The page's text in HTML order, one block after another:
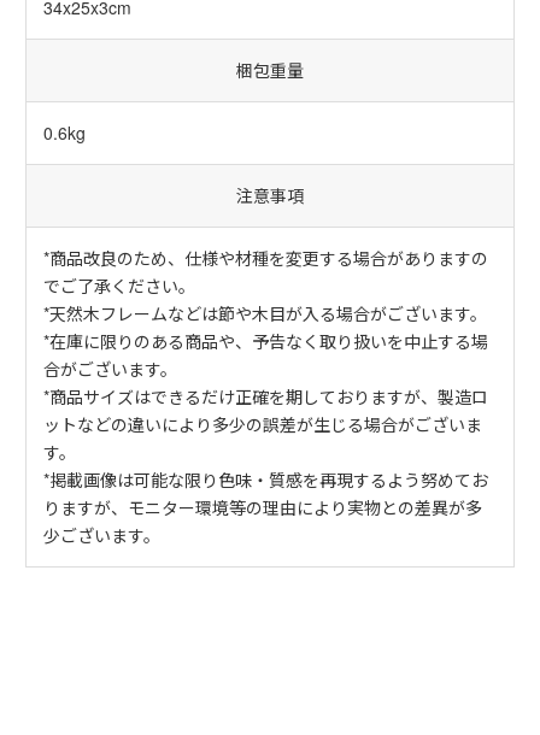
34x25x3cm
梱包重量
0.6kg
注意事項
*商品改良のため、仕様や材種を変更する場合がありますの
でご了承ください。
*天然木フレームなどは節や木目が入る場合がございます。
*在庫に限りのある商品や、予告なく取り扱いを中止する場
合がございます。
*商品サイズはできるだけ正確を期しておりますが、製造ロ
ットなどの違いにより多少の誤差が生じる場合がございま
す。
*掲載画像は可能な限り色味・質感を再現するよう努めてお
りますが、モニター環境等の理由により実物との差異が多
少ございます。